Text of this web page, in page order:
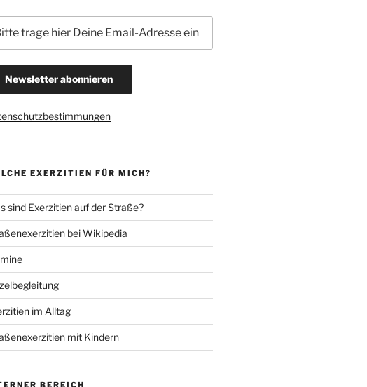
EXERZITIEN FÜR MICH?
sind Exerzitien auf der Straße?
bei Wikipedia
im Alltag
mit Kindern